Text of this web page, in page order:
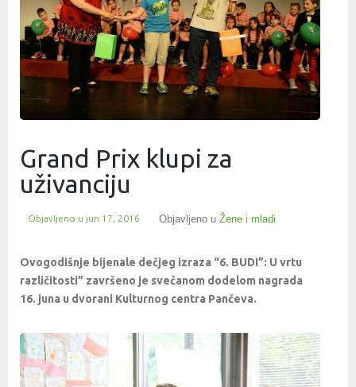
Grand Prix klupi za
uživanciju
Objavljeno u jun 17, 2016 Objavljeno u Žene i mladi
Ovogodišnje bijenale dečjeg izraza “6. BUDI”: U vrtu
različitosti” završeno je svečanom dodelom nagrada
16. juna u dvorani Kulturnog centra Pančeva.